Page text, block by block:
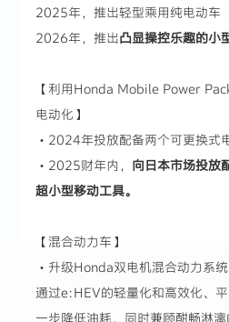
2025年，推出轻型乘用纯电动车
2026年，推出凸显操控乐趣的小
【利用Honda Mobile Power
电动化】
・2024年投放配备两个可更换式
・2025财年内， 向日本市场投放
超小型移动工具。
【混合动力车】
・升级Honda双电机混合动力系
通过e:HEV的轻量化和高效化、
一步降低油耗，同时兼顾酣畅淋漓